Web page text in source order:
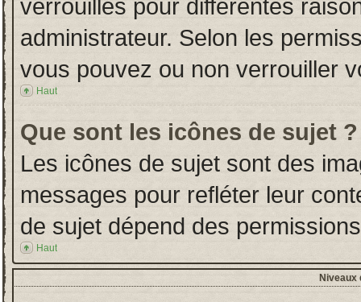
verrouillés pour différentes
administrateur. Selon les
vous pouvez ou non verrouiller
Haut
Que sont les icônes de sujet ?
Les icônes de sujet sont des
messages pour refléter leur
de sujet dépend des
Haut
Niveaux